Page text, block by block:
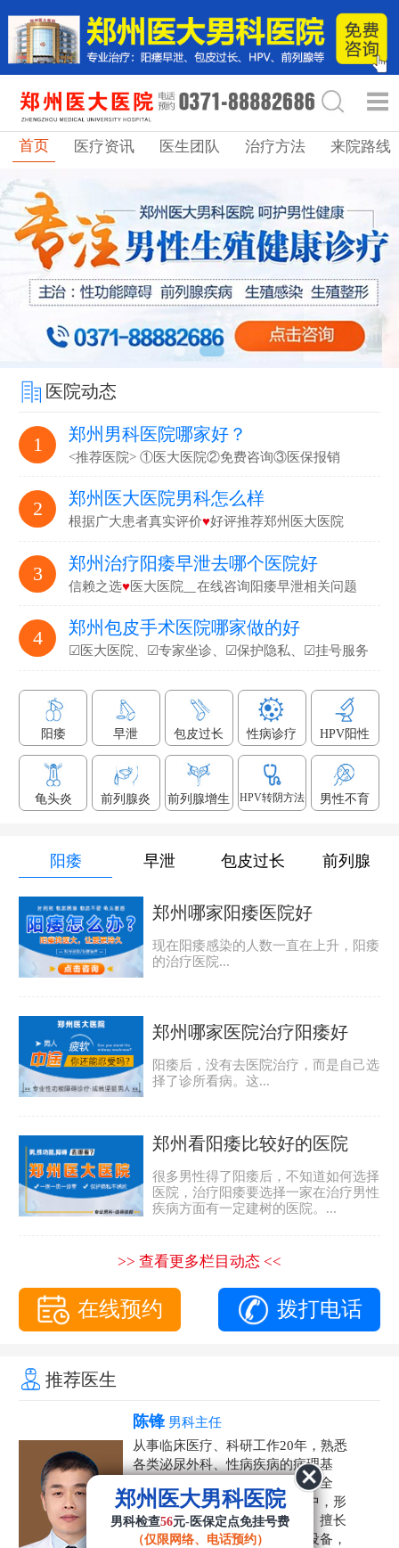
首页 医疗资讯 医生团队 治疗方法 来院路线
医院动态
1 郑州男科医院哪家好？
<推荐医院> ①医大医院②免费咨询③医保报销
2 郑州医大医院男科怎么样
根据广大患者真实评价♥好评推荐郑州医大医院
3 郑州治疗阳痿早泄去哪个医院好
信赖之选♥医大医院▁在线咨询阳痿早泄相关问题
4 郑州包皮手术医院哪家做的好
☑医大医院、☑专家坐诊、☑保护隐私、☑挂号服务
阳痿 早泄 包皮过长 性病诊疗 HPV阳性
龟头炎 前列腺炎 前列腺增生 HPV转阴方法 男性不育
阳痿 早泄 包皮过长 前列腺
郑州哪家阳痿医院好
现在阳痿感染的人数一直在上升，阳痿
的治疗医院...
郑州哪家医院治疗阳痿好
阳痿后，没有去医院治疗，而是自己选
择了诊所看病。这...
郑州看阳痿比较好的医院
很多男性得了阳痿后，不知道如何选择
医院，治疗阳痿要选择一家在治疗男性
疾病方面有一定建树的医院。...
>> 查看更多栏目动态 <<
在线预约 拨打电话
推荐医生
陈锋 男科主任
从事临床医疗、科研工作20年，熟悉
各类泌尿外科、性病疾病的病理基
础，诊断治疗和临床操作，技术全
面。在男科疾病的诊断和诊疗中，形
成了一套独具特色的诊疗方案。擅长
运用国内外先进的医学技术和设备，
郑州医大男科医院
男科检查56元-医保定点免挂号费
（仅限网络、电话预约）